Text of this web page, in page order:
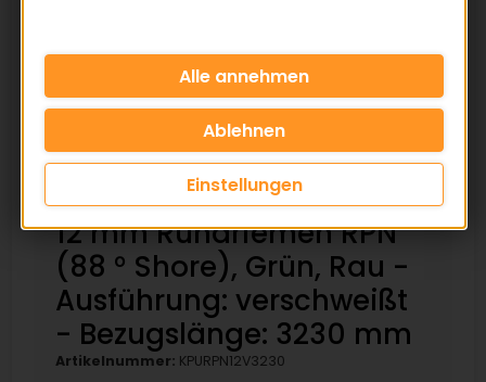
12 mm Rundriemen RPN
(88 ° Shore), Grün, Rau -
Ausführung: verschweißt
- Bezugslänge: 3230 mm
Artikelnummer: KPURPN12V3230
Einstellungen